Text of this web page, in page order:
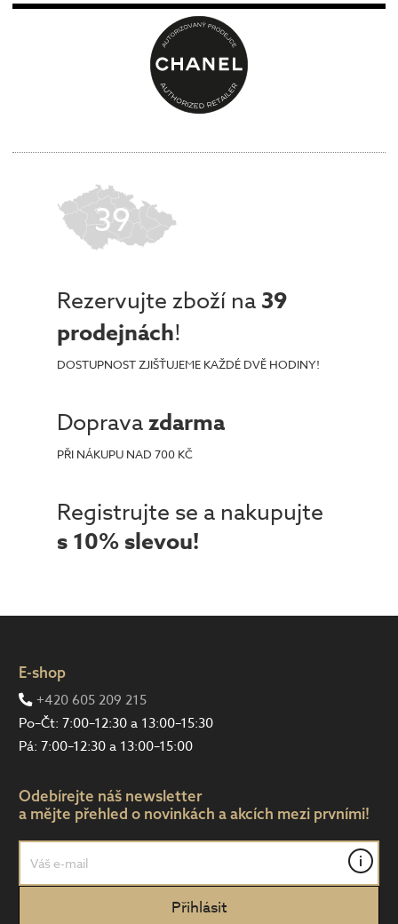
39
Rezervujte zboží na 39
prodejnách!
DOSTUPNOST ZJIŠŤUJEME KAŽDÉ DVĚ HODINY!
Dopravazdarma
PŘI NÁKUPU NAD 700 KČ
Registrujte se a nakupujte
s 10% slevou!
E-shop
+420 605 209 215
Po–Čt: 7:00–12:30 a 13:00–15:30
Pá: 7:00–12:30 a 13:00–15:00
Odebírejte náš newsletter
a mějte přehled o novinkách a akcích mezi prvními!
i